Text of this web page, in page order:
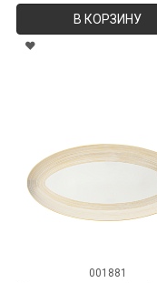
В КОРЗИНУ
001881